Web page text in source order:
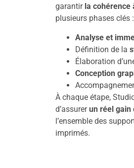
garantir la cohérence
plusieurs phases clés :
Analyse et
Définition de la
Élaboration
Conception
À chaque étape,
d’assurerun réel gain
l’ensemble des
imprimés.